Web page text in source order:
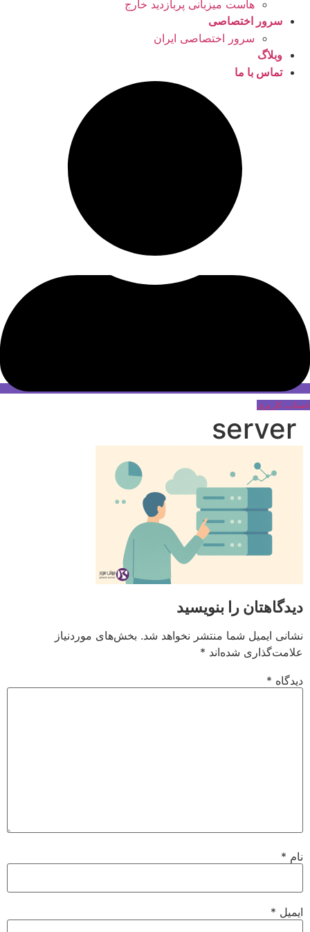
هاست میزبانی پربازدید خارج
سرور اختصاصی
سرور اختصاصی ایران
وبلاگ
تماس با ما
حساب کاربری
server
دیدگاهتان را بنویسید
نشانی ایمیل شما منتشر نخواهد شد. بخش‌های موردنیاز
علامت‌گذاری شده‌اند *
دیدگاه *
نام *
ایمیل *